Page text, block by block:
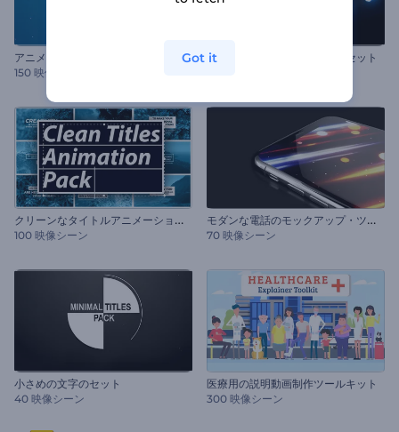
アニメ化タイトル・セット
150 映像シーン
クリエイティブなタイトル・セット
ク
リーンなタイトルアニメーションセット
100 映像シーン
モ
ダンな電話のモックアップ・ツールキット
70 映像シーン
小さめの文字のセット
40 映像シーン
医療用の説明動画制作ツールキット
300 映像シーン
Got it